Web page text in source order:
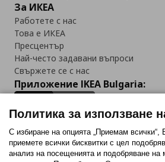
За ИКЕА
Работете с нас
Това е ИКЕА
Пресцентър
Най-често задавани въпроси
Свържете се с нас
Приложение IKEA Bulgaria:
Последвайте ни:
Политика за използване
С избиране на опцията „Приемам всички“,
приемете всички бисквитки с цел
анализ на посещенията и подобряване на